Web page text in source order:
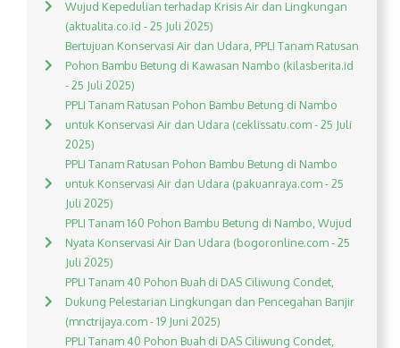
Wujud Kepedulian terhadap Krisis Air dan Lingkungan
(aktualita.co.id - 25 Juli 2025)
Bertujuan Konservasi Air dan Udara, PPLI Tanam Ratusan
Pohon Bambu Betung di Kawasan Nambo (kilasberita.id
- 25 Juli 2025)
PPLI Tanam Ratusan Pohon Bambu Betung di Nambo
untuk Konservasi Air dan Udara (ceklissatu.com - 25 Juli
2025)
PPLI Tanam Ratusan Pohon Bambu Betung di Nambo
untuk Konservasi Air dan Udara (pakuanraya.com - 25
Juli 2025)
PPLI Tanam 160 Pohon Bambu Betung di Nambo, Wujud
Nyata Konservasi Air Dan Udara (bogoronline.com - 25
Juli 2025)
PPLI Tanam 40 Pohon Buah di DAS Ciliwung Condet,
Dukung Pelestarian Lingkungan dan Pencegahan Banjir
(mnctrijaya.com - 19 Juni 2025)
PPLI Tanam 40 Pohon Buah di DAS Ciliwung Condet,